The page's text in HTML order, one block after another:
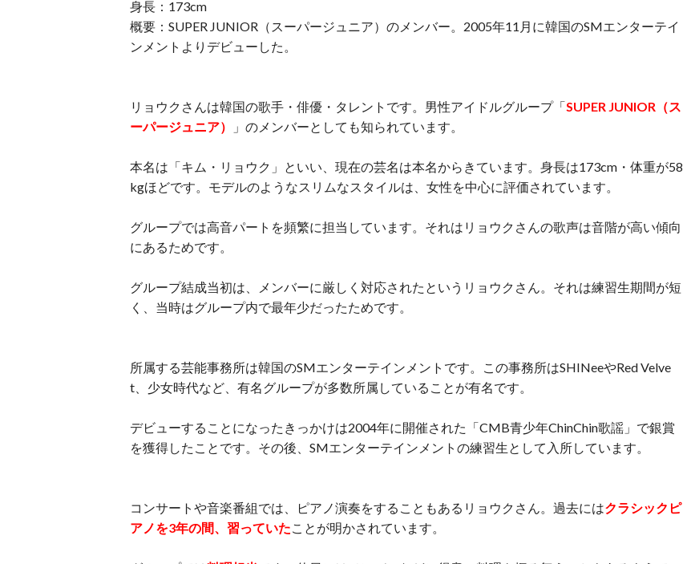
身長：173cm
概要：SUPER JUNIOR（スーパージュニア）のメンバー。2005年11月に韓国のSMエンターテイ
ンメントよりデビューした。
リョウクさんは韓国の歌手・俳優・タレントです。男性アイドルグループ「SUPER JUNIOR（ス
ーパージュニア）
」のメンバーとしても知られています。
本名は「キム・リョウク」といい、現在の芸名は本名からきています。身長は173cm・体重が58
kgほどです。モデルのようなスリムなスタイルは、女性を中心に評価されています。
グループでは高音パートを頻繁に担当しています。それはリョウクさんの歌声は音階が高い傾向
にあるためです。
グループ結成当初は、メンバーに厳しく対応されたというリョウクさん。それは練習生期間が短
く、当時はグループ内で最年少だったためです。
所属する芸能事務所は韓国のSMエンターテインメントです。この事務所はSHINeeやRed Velve
t、少女時代など、有名グループが多数所属していることが有名です。
デビューすることになったきっかけは2004年に開催された「CMB青少年ChinChin歌謡」で銀賞
を獲得したことです。その後、SMエンターテインメントの練習生として入所しています。
コンサートや音楽番組では、ピアノ演奏をすることもあるリョウクさん。過去にはクラシックピ
アノを3年の間、習っていたことが明かされています。